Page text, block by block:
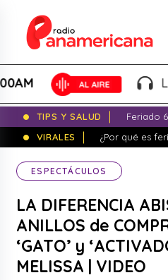
TIPS Y SALUD
Feriado
VIRALES
¿Por qué es
ESPECTÁCULOS
LA DIFERENCIA
ANILLOS de
‘GATO’ y
MELISSA | VIDEO